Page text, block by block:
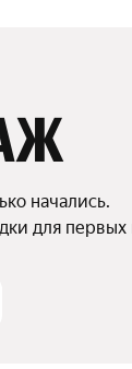
начались.
для первых